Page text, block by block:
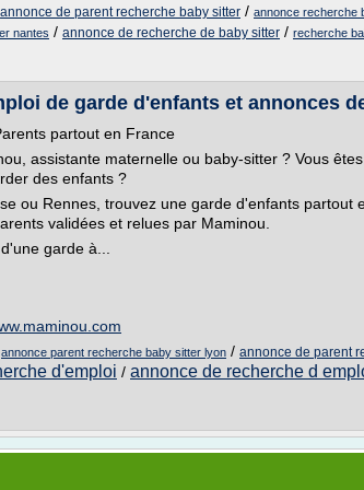
annonce de parent recherche baby sitter / annonce recherche
nantes / annonce de recherche de baby sitter / recherche
de garde d'enfants et annonces
partout en France
assistante maternelle ou baby-sitter ? Vous
des enfants ?
ou Rennes, trouvez une garde d'enfants partout
validées et relues par Maminou.
garde à...
annonce parent recherche baby sitter lyon / annonce de parent
d'emploi / annonce de recherche d